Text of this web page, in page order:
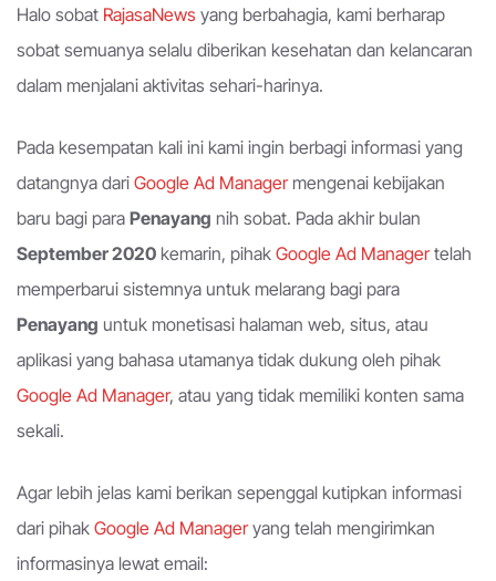
Halo sobat RajasaNews yang berbahagia, kami berharap
sobat semuanya selalu diberikan kesehatan dan kelancaran
dalam menjalani aktivitas sehari-harinya.
Pada kesempatan kali ini kami ingin berbagi informasi yang
datangnya dari Google Ad Managermengenai kebijakan
baru bagi para Penayang nih sobat. Pada akhir bulan
September 2020 kemarin, pihak Google Ad Managertelah
memperbarui sistemnya untuk melarang bagi para
Penayang untuk monetisasi halaman web, situs, atau
aplikasi yang bahasa utamanya tidak dukung oleh pihak
Google Ad Manager, atau yang tidak memiliki konten sama
sekali.
Agar lebih jelas kami berikan sepenggal kutipkan informasi
dari pihak Google Ad Manageryang telah mengirimkan
informasinya lewat email: